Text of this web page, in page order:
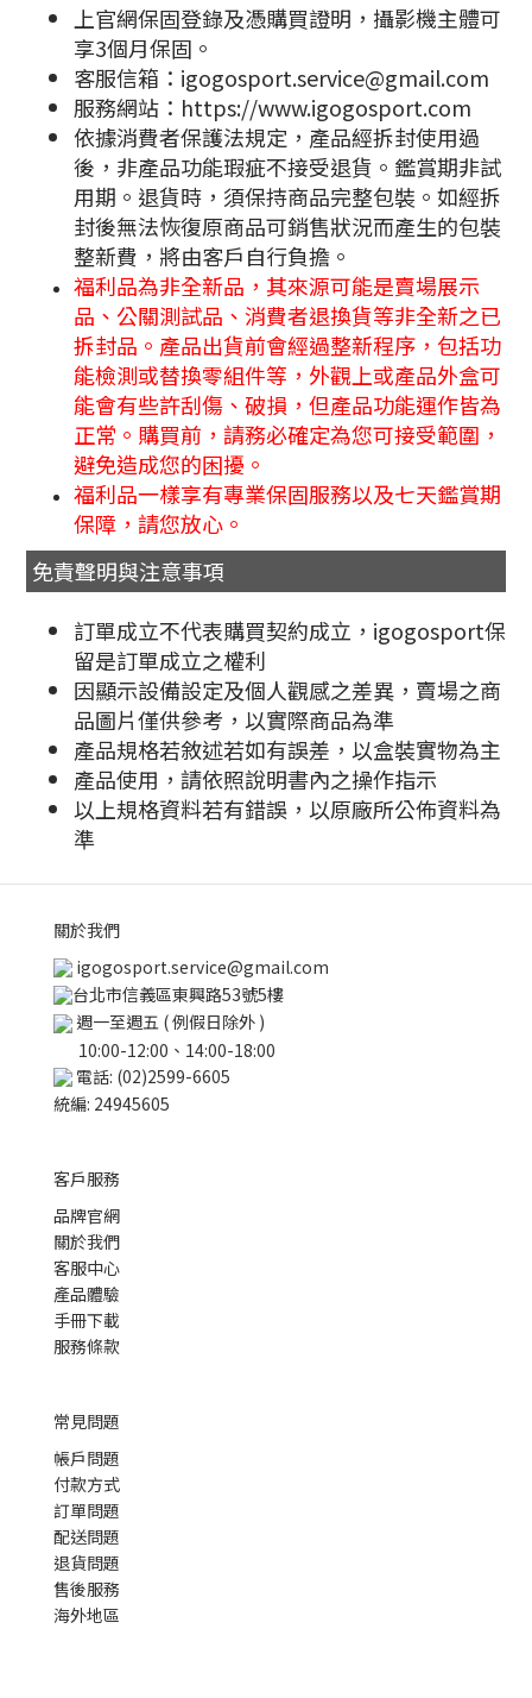
上官網保固登錄及憑購買證明，攝影機主體可
享3個月保固。
客服信箱：igogosport.service@gmail.com
服務網站：https://www.igogosport.com
依據消費者保護法規定，產品經拆封使用過
後，非產品功能瑕疵不接受退貨。鑑賞期非試
用期。退貨時，須保持商品完整包裝。如經拆
封後無法恢復原商品可銷售狀況而產生的包裝
整新費，將由客戶自行負擔。
福利品為非全新品，其來源可能是賣場展示
品、公關測試品、消費者退換貨等非全新之已
拆封品。產品出貨前會經過整新程序，包括功
能檢測或替換零組件等，外觀上或產品外盒可
能會有些許刮傷、破損，但產品功能運作皆為
正常。購買前，請務必確定為您可接受範圍，
避免造成您的困擾。
福利品一樣享有專業保固服務以及七天鑑賞期
保障，請您放心。
免責聲明與注意事項
訂單成立不代表購買契約成立，igogosport保
留是訂單成立之權利
因顯示設備設定及個人觀感之差異，賣場之商
品圖片僅供參考，以實際商品為準
產品規格若敘述若如有誤差，以盒裝實物為主
產品使用，請依照說明書內之操作指示
以上規格資料若有錯誤，以原廠所公佈資料為
準
關於我們
igogosport.service@gmail.com
台北市信義區東興路53號5樓
週一至週五 ( 例假日除外 )
10:00-12:00、14:00-18:00
電話: (02)2599-6605
統編: 24945605
客戶服務
品牌官網
關於我們
客服中心
產品體驗
手冊下載
服務條款
常見問題
帳戶問題
付款方式
訂單問題
配送問題
退貨問題
售後服務
海外地區